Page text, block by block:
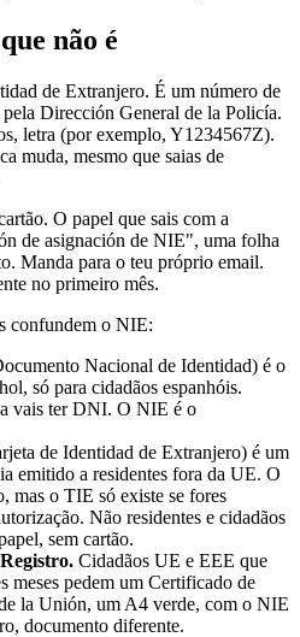
não é
de Extranjero. É um número de
Dirección General de la Policía.
letra (por exemplo, Y1234567Z).
muda, mesmo que saias de
O papel que sais com a
de asignación de NIE", uma folha
Manda para o teu próprio email.
no primeiro mês.
confundem o NIE:
Nacional de Identidad) é o
só para cidadãos espanhóis.
vais ter DNI. O NIE é o
de Identidad de Extranjero) é um
emitido a residentes fora da UE. O
mas o TIE só existe se fores
Não residentes e cidadãos
sem cartão.
Cidadãos UE e EEE que
meses pedem um Certificado de
la Unión, um A4 verde, com o NIE
documento diferente.